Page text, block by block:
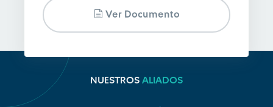
Ver Documento
NUESTROS ALIADOS